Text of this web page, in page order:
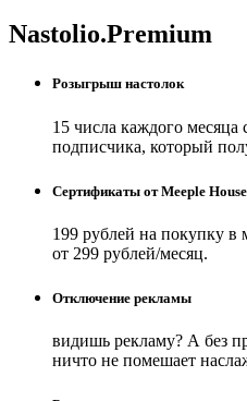
Nastolio.Premium
Розыгрыш настолок
15 числа каждого
подписчика, который
Сертификаты от Meeple House
199 рублей на покупку в
от 299 рублей/месяц.
Отключение рекламы
видишь рекламу? А без
ничто не помешает